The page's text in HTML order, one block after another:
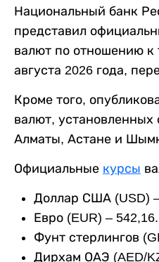
Национальный банк
представил
валют по отношению к
августа 2026 года,
Кроме того,
валют,
Алматы, Астане и
Официальные курсы
Доллар США (USD)
Евро (EUR) – 542,16.
Фунт стерлингов
Дирхам ОАЭ (AED/